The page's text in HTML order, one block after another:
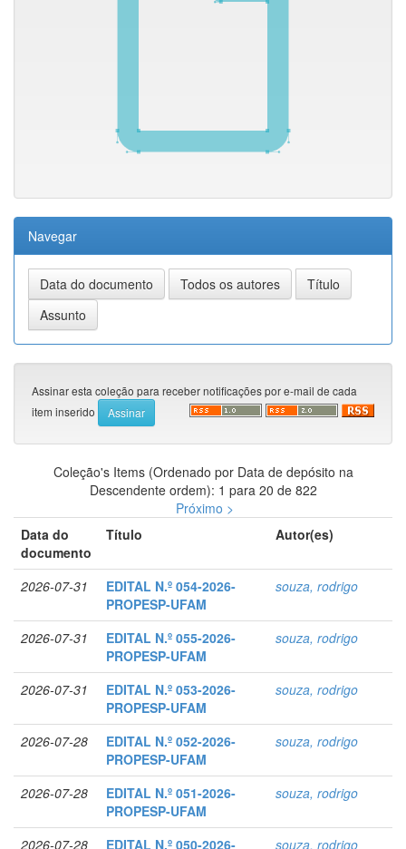
Navegar
Assinar esta coleção para receber notificações por e-mail de cada
item inserido
Coleção's Items (Ordenado por Data de depósito na
Descendente ordem): 1 para 20 de 822
Próximo >
Data do
documento
Título Autor(es)
2026-07-31
EDITAL N.º 054-2026-
PROPESP-UFAM
souza, rodrigo
2026-07-31
EDITAL N.º 055-2026-
PROPESP-UFAM
souza, rodrigo
2026-07-31
EDITAL N.º 053-2026-
PROPESP-UFAM
souza, rodrigo
2026-07-28
EDITAL N.º 052-2026-
PROPESP-UFAM
souza, rodrigo
2026-07-28
EDITAL N.º 051-2026-
PROPESP-UFAM
souza, rodrigo
2026-07-28 EDITAL N.º 050-2026- souza, rodrigo